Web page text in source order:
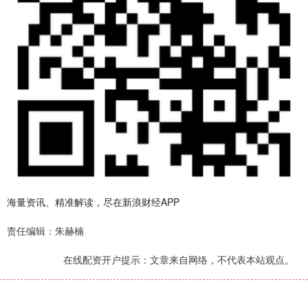
海量资讯、精准解读，尽在新浪财经APP
责任编辑：朱赫楠
在线配资开户提示：文章来自网络，不代表本站观点。